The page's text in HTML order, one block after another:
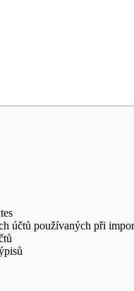
účtů používaných při